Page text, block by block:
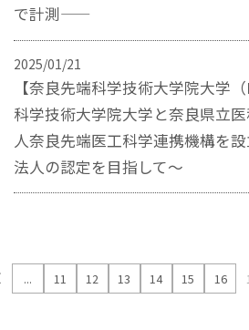
で計測――
2025/01/21
【奈良先端科学技術大学院大学
科学技術大学院大学と奈良県立
人奈良先端医工科学連携機構を
法人の認定を目指して～
... 11 12 13 14 15 16